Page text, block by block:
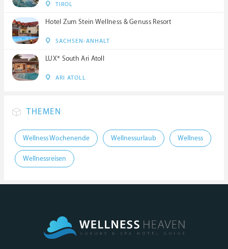
TIROL
Hotel Zum Stein Wellness & Genuss Resort
SACHSEN-ANHALT
LUX* South Ari Atoll
ARI ATOLL
THEMEN
Wellness Wochenende Wellnessurlaub Wellness
Wellnessreisen